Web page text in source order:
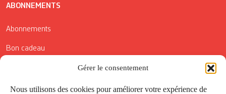
Gérer le consentement
Nous utilisons des cookies pour améliorer votre expérience de
ABONNEMENTS
Abonnements
Bon cadeau
Conditions générales de vente
Réductions de la Carte Côté Courrier